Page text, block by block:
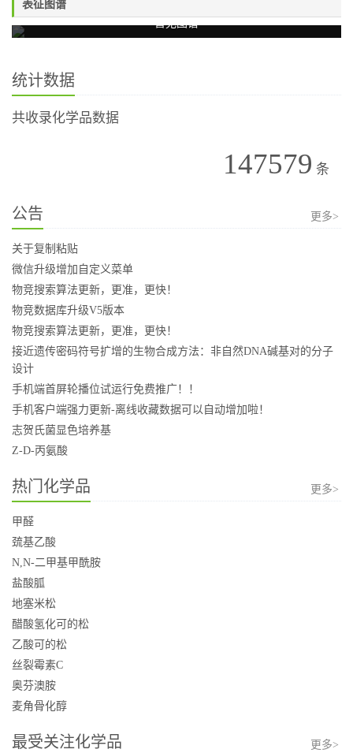
表征图谱
暂无图谱
统计数据
共收录化学品数据
147579 条
公告 更多>
关于复制粘贴
微信升级增加自定义菜单
物竞搜索算法更新，更准，更快！
物竞数据库升级V5版本
物竞搜索算法更新，更准，更快！
接近遗传密码符号扩增的生物合成方法：非自然DNA碱基对的分子
设计
手机端首屏轮播位试运行免费推广！！
手机客户端强力更新-离线收藏数据可以自动增加啦！
志贺氏菌显色培养基
Z-D-丙氨酸
热门化学品 更多>
甲醛
巯基乙酸
N,N-二甲基甲酰胺
盐酸胍
地塞米松
醋酸氢化可的松
乙酸可的松
丝裂霉素C
奥芬澳胺
麦角骨化醇
最受关注化学品 更多>